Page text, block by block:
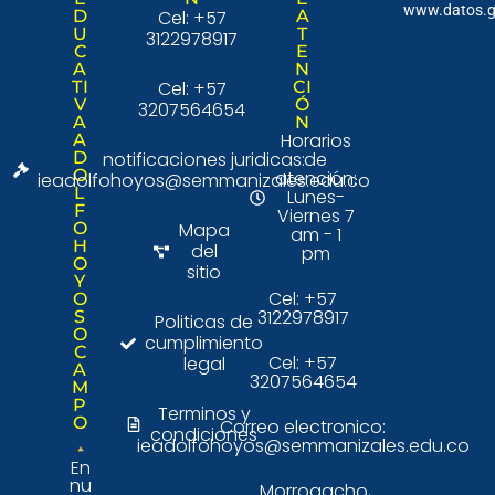
D
U
C
A
TI
V
A
A
D
O
L
F
O
H
O
Y
O
S
O
C
A
M
P
O
En
nu
Cel: +57
3122978917
Cel: +57
3207564654
notificaciones juridicas:
ieadolfohoyos@semmanizales.edu.co
Mapa
del
sitio
Politicas de
cumplimiento
legal
Terminos y
condiciones
A
T
E
N
CI
Ó
N
Horarios
de
atención:
Lunes-
Viernes 7
am - 1
pm
Cel: +57
3122978917
Cel: +57
3207564654
Correo electronico:
ieadolfohoyos@semmanizales.edu.co